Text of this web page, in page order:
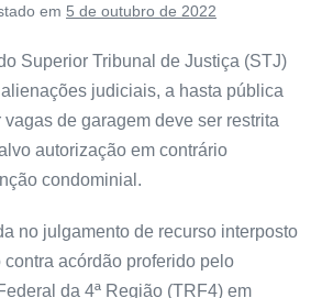
em 5 de outubro de 2022
Superior Tribunal de Justiça (STJ)
judiciais, a hasta pública
de garagem deve ser restrita
autorização em contrário
condominial.
no julgamento de recurso interposto
contra acórdão proferido pelo
da 4ª Região (TRF4) em